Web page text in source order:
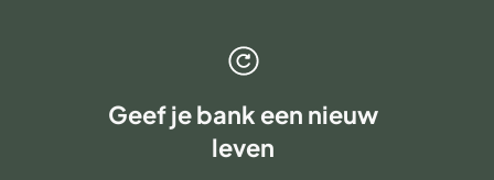
Geef je bank een nieuw
leven